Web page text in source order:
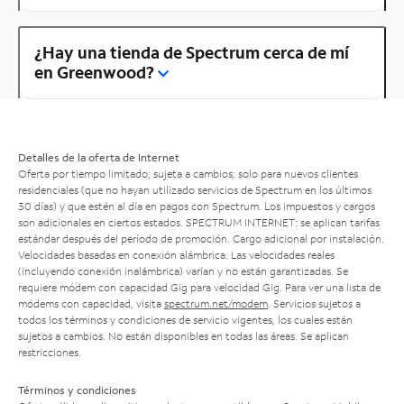
¿Hay una tienda de Spectrum cerca de mí
en Greenwood?
Detalles de la oferta de Internet
Oferta por tiempo limitado; sujeta a cambios; solo para nuevos clientes
residenciales (que no hayan utilizado servicios de Spectrum en los últimos
30 días) y que estén al día en pagos con Spectrum. Los impuestos y cargos
son adicionales en ciertos estados. SPECTRUM INTERNET: se aplican tarifas
estándar después del período de promoción. Cargo adicional por instalación.
Velocidades basadas en conexión alámbrica. Las velocidades reales
(incluyendo conexión inalámbrica) varían y no están garantizadas. Se
requiere módem con capacidad Gig para velocidad Gig. Para ver una lista de
módems con capacidad, visita spectrum.net/modem . Servicios sujetos a
todos los términos y condiciones de servicio vigentes, los cuales están
sujetos a cambios. No están disponibles en todas las áreas. Se aplican
restricciones.
Términos y condiciones